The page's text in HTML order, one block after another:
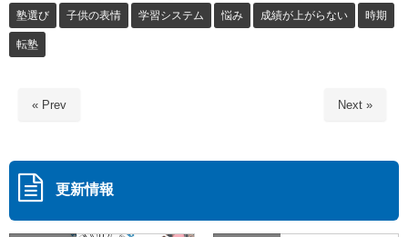
塾選び 子供の表情 学習システム 悩み 成績が上がらない 時期
転塾
« Prev Next »
更新情報